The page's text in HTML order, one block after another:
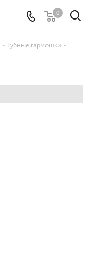
0
- Губные гармошки -